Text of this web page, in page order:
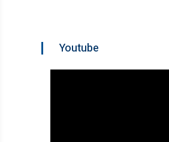
Youtube